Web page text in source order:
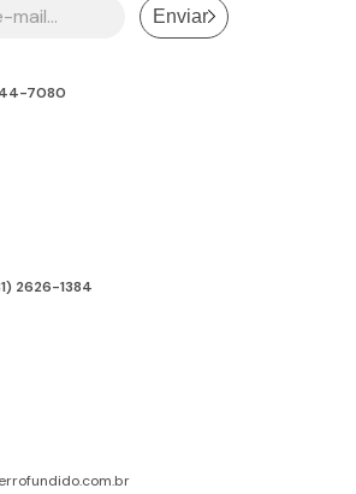
7080
2626-1384
Enviar